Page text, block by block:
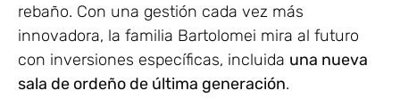
rebaño. Con una gestión cada vez más
innovadora, la familia Bartolomei mira al futuro
con inversiones específicas, incluida una nueva
sala de ordeño de última generación.